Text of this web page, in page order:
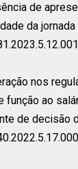
de
da
nos
função ao
de decisão